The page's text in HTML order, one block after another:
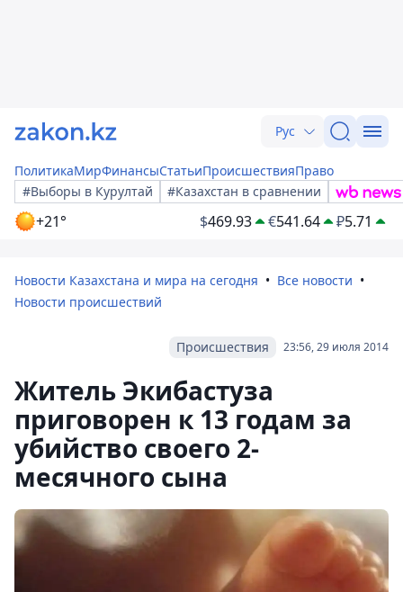
Рус
ПолитикаМирФинансыСтатьиПроисшествияПраво
#Выборы в Курултай
#Казахстан в сравнении
+21° $469.93 €541.64 ₽5.71
Новости Казахстана и мира на сегодня
Все новости
Новости происшествий
23:56, 29 июля 2014
Происшествия
Житель Экибастуза
приговорен к 13 годам за
убийство своего 2-
месячного сына